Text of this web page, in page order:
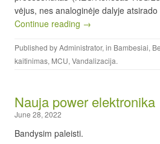
vėjus, nes analoginėje dalyje
Continue reading →
Published byAdministrator, in Bambesiai,
kaitinimas, MCU, Vandalizacija.
Nauja power elektronika
June 28, 2022
Bandysim paleisti.